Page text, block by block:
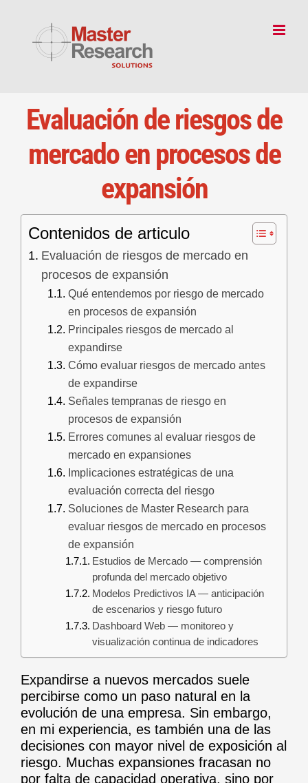
content
Evaluación de riesgos de
mercado en procesos de
expansión
Contenidos de articulo
Evaluación de riesgos de mercado en
procesos de expansión
Qué entendemos por riesgo de mercado
en procesos de expansión
Principales riesgos de mercado al
expandirse
Cómo evaluar riesgos de mercado antes
de expandirse
Señales tempranas de riesgo en
procesos de expansión
Errores comunes al evaluar riesgos de
mercado en expansiones
Implicaciones estratégicas de una
evaluación correcta del riesgo
Soluciones de Master Research para
evaluar riesgos de mercado en procesos
de expansión
Estudios de Mercado — comprensión
profunda del mercado objetivo
Modelos Predictivos IA — anticipación
de escenarios y riesgo futuro
Dashboard Web — monitoreo y
visualización continua de indicadores
Expandirse a nuevos mercados suele
percibirse como un paso natural en la
evolución de una empresa. Sin embargo,
en mi experiencia, es también una de las
decisiones con mayor nivel de exposición al
riesgo. Muchas expansiones fracasan no
por falta de capacidad operativa, sino por